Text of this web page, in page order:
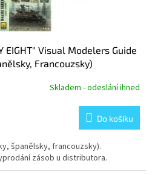
EIGHT" Visual Modelers Guide
Francouzsky)
Skladem - odeslání ihned
Do košíku
španělsky, francouzsky).
zásob u distributora.